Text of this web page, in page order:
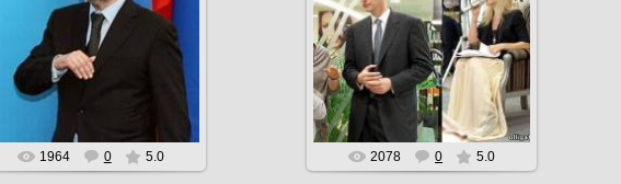
07.02.2012
Везет тому, кто везет.
(Владимир Лисин)
1964 0 5.0
07.02.2012
В малом бизнесе я ничего не
понимаю, только в крупном. А
женитьба - это самый сложный
малый бизнес. (Михаил Пр...
EmiL
2078 0 5.0